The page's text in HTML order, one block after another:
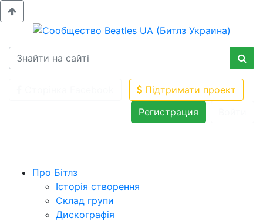
Підтримати проект
Регистрация
Про Бітлз
Історія створення
Склад групи
Дискографія